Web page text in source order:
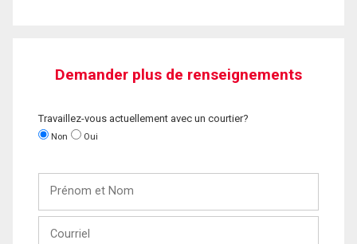
Demander plus de renseignements
Travaillez-vous actuellement avec un courtier?
Non Oui
Nom